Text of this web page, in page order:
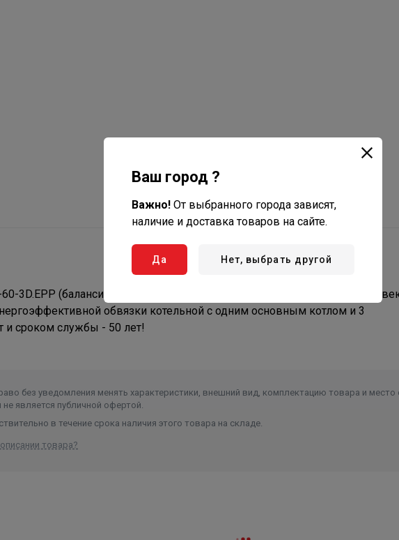
3D.EPP (балансировочный коллектор в теплоизоляции 2+1) из
обвязки котельной с одним основным котлом и 3
и сроком службы - 50 лет!
без уведомления менять характеристики, внешний вид, комплектацию товара и место
является публичной офертой.
в течение срока наличия этого товара на складе.
товара?
Ваш город ?
Важно! От выбранного города зависят,
наличие и доставка товаров на сайте.
Да Нет, выбрать другой